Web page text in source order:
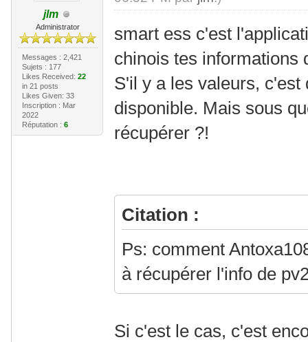
jlm
Administrator
Messages : 2,421
Sujets : 177
Likes Received: 22
in 21 posts
Likes Given: 33
Inscription : Mar
2022
Réputation : 6
smart ess c'est
chinois tes informations
S'il y a les valeurs, c'est
disponible. Mais sous
récupérer ?!
Citation :
Ps: comment
à récupérer l'info de
Si c'est le cas, c'est